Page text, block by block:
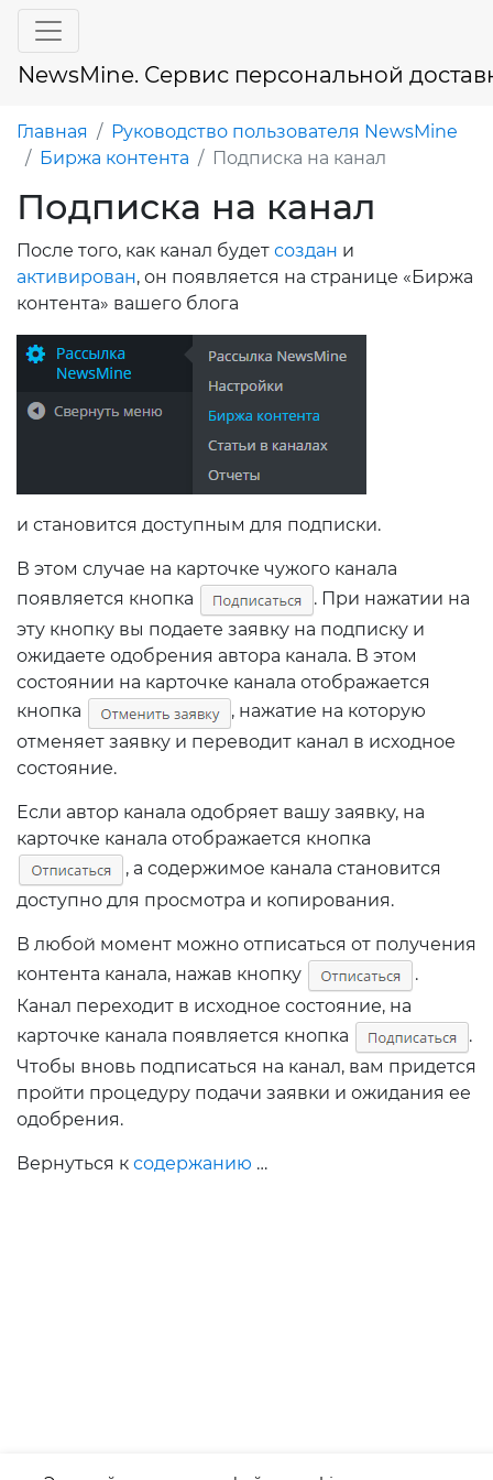
NewsMine. Сервис персональной
Главная
Руководство пользователя NewsMine
Биржа контента
Подписка на канал
Подписка на канал
После того, как канал будет создан и
активирован, он появляется на странице «Биржа
контента» вашего блога
и становится доступным для подписки.
В этом случае на карточке чужого канала
появляется кнопка
. При нажатии на
эту кнопку вы подаете заявку на подписку и
ожидаете одобрения автора канала. В этом
состоянии на карточке канала отображается
кнопка
, нажатие на которую
отменяет заявку и переводит канал в исходное
состояние.
Если автор канала одобряет вашу заявку, на
карточке канала отображается кнопка
, а содержимое канала становится
доступно для просмотра и копирования.
В любой момент можно отписаться от получения
контента канала, нажав кнопку
.
Канал переходит в исходное состояние, на
карточке канала появляется кнопка
.
Чтобы вновь подписаться на канал, вам придется
пройти процедуру подачи заявки и ожидания ее
одобрения.
Вернуться к содержанию …